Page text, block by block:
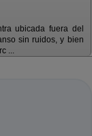
ubicada fuera del
sin ruidos, y bien
...